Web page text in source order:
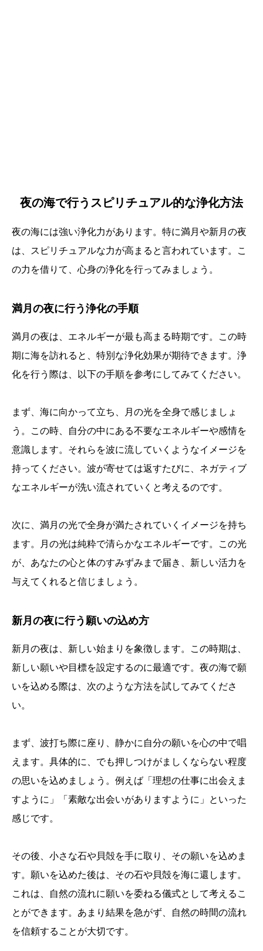
夜の海で行うスピリチュアル的な浄化方法
夜の海には強い浄化力があります。特に満月や新月の夜
は、スピリチュアルな力が高まると言われています。こ
の力を借りて、心身の浄化を行ってみましょう。
満月の夜に行う浄化の手順
満月の夜は、エネルギーが最も高まる時期です。この時
期に海を訪れると、特別な浄化効果が期待できます。浄
化を行う際は、以下の手順を参考にしてみてください。
まず、海に向かって立ち、月の光を全身で感じましょ
う。この時、自分の中にある不要なエネルギーや感情を
意識します。それらを波に流していくようなイメージを
持ってください。波が寄せては返すたびに、ネガティブ
なエネルギーが洗い流されていくと考えるのです。
次に、満月の光で全身が満たされていくイメージを持ち
ます。月の光は純粋で清らかなエネルギーです。この光
が、あなたの心と体のすみずみまで届き、新しい活力を
与えてくれると信じましょう。
新月の夜に行う願いの込め方
新月の夜は、新しい始まりを象徴します。この時期は、
新しい願いや目標を設定するのに最適です。夜の海で願
いを込める際は、次のような方法を試してみてくださ
い。
まず、波打ち際に座り、静かに自分の願いを心の中で唱
えます。具体的に、でも押しつけがましくならない程度
の思いを込めましょう。例えば「理想の仕事に出会えま
すように」「素敵な出会いがありますように」といった
感じです。
その後、小さな石や貝殻を手に取り、その願いを込めま
す。願いを込めた後は、その石や貝殻を海に還します。
これは、自然の流れに願いを委ねる儀式として考えるこ
とができます。あまり結果を急がず、自然の時間の流れ
を信頼することが大切です。